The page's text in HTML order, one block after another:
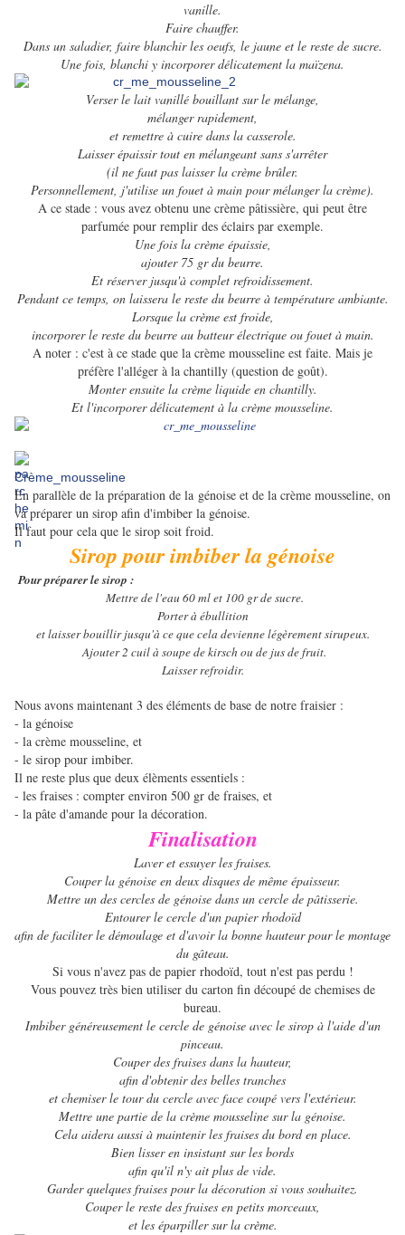
vanille.
Faire chauffer.
Dans un saladier, faire blanchir les oeufs, le jaune et le reste de sucre.
Une fois, blanchi y incorporer délicatement la maïzena.
Verser le lait vanillé bouillant sur le mélange,
mélanger rapidement,
et remettre à cuire dans la casserole.
Laisser épaissir tout en mélangeant sans s'arrêter
(il ne faut pas laisser la crème brûler.
Personnellement, j'utilise un fouet à main pour mélanger la crème).
A ce stade : vous avez obtenu une crème pâtissière, qui peut être
parfumée pour remplir des éclairs par exemple.
Une fois la crème épaissie,
ajouter 75 gr du beurre.
Et réserver jusqu'à complet refroidissement.
Pendant ce temps, on laissera le reste du beurre à température ambiante.
Lorsque la crème est froide,
incorporer le reste du beurre au batteur électrique ou fouet à main.
A noter : c'est à ce stade que la crème mousseline est faite. Mais je
préfère l'alléger à la chantilly (question de goût).
Monter ensuite la crème liquide en chantilly.
Et l'incorporer délicatement à la crème mousseline.
Crème_mousseline
En parallèle de la préparation de la génoise et de la crème mousseline, on
va préparer un sirop afin d'imbiber la génoise.
Il faut pour cela que le sirop soit froid.
Sirop pour imbiber la génoise
Pour préparer le sirop :
Mettre de l'eau 60 ml et 100 gr de sucre.
Porter à ébullition
et laisser bouillir jusqu'à ce que cela devienne légèrement sirupeux.
Ajouter 2 cuil à soupe de kirsch ou de jus de fruit.
Laisser refroidir.
Nous avons maintenant 3 des éléments de base de notre fraisier :
- la génoise
- la crème mousseline, et
- le sirop pour imbiber.
Il ne reste plus que deux élèments essentiels :
- les fraises : compter environ 500 gr de fraises, et
- la pâte d'amande pour la décoration.
Finalisation
Laver et essuyer les fraises.
Couper la génoise en deux disques de même épaisseur.
Mettre un des cercles de génoise dans un cercle de pâtisserie.
Entourer le cercle d'un papier rhodoïd
afin de faciliter le démoulage et d'avoir la bonne hauteur pour le montage
du gâteau.
Si vous n'avez pas de papier rhodoïd, tout n'est pas perdu !
Vous pouvez très bien utiliser du carton fin découpé de chemises de
bureau.
Imbiber généreusement le cercle de génoise avec le sirop à l'aide d'un
pinceau.
Couper des fraises dans la hauteur,
afin d'obtenir des belles tranches
et chemiser le tour du cercle avec face coupé vers l'extérieur.
Mettre une partie de la crème mousseline sur la génoise.
Cela aidera aussi à maintenir les fraises du bord en place.
Bien lisser en insistant sur les bords
afin qu'il n'y ait plus de vide.
Garder quelques fraises pour la décoration si vous souhaitez.
Couper le reste des fraises en petits morceaux,
et les éparpiller sur la crème.